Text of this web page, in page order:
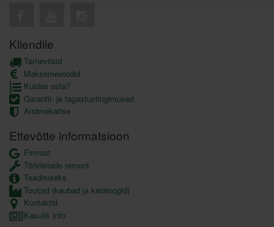
Kliendile
Tarneviisid
Maksemeetodid
Kuidas osta?
Garantii- ja tagastustingimused
Andmekaitse
Ettevõtte informatsioon
Firmast
Tööriistade remont
Teadmiseks
Tootjad (kaubad ja kataloogid)
Kontaktid
Kasulik info